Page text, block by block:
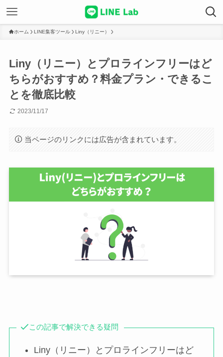
ホーム LINE集客ツール Liny（リニー）
Liny（リニー）とプロラインフリーはど
ちらがおすすめ？料金プラン・できるこ
とを徹底比較
2023/11/17
当ページのリンクには広告が含まれています。
この記事で解決できる疑問
Liny（リニー）とプロラインフリーはど